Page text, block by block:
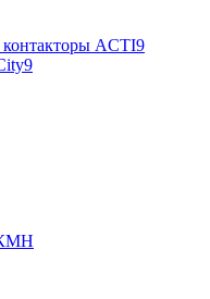
ACTI9
КМН